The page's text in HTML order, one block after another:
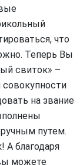
что
Теперь Вы
свиток» –
совокупности
на звание
путем.
А благодаря
можете